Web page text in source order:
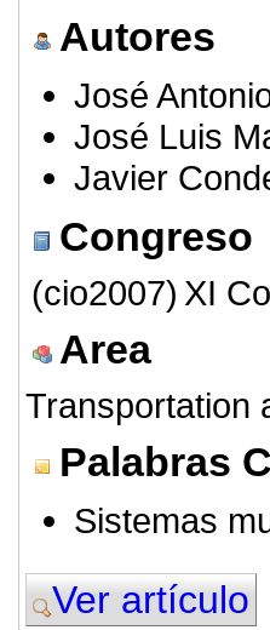
Autores
José
José Luis
Javier
Congreso
(cio2007) XI
Area
Transportation
Palabras
Sistemas
Ver artículo